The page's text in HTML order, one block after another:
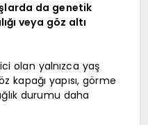
da genetik
veya göz altı
olan yalnızca yaş
kapağı yapısı, görme
durumu daha